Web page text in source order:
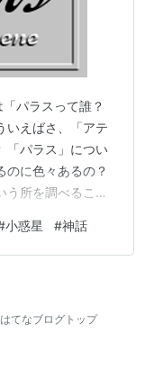
パラスって誰？
いえばさ、「アテ
「パラス」につい
のに色々あるの？
う所を調べること
、たくさんのま
探っていく作業
くれて、また立
ります。 なるほ
小惑星 #神話
はてなブログトップ